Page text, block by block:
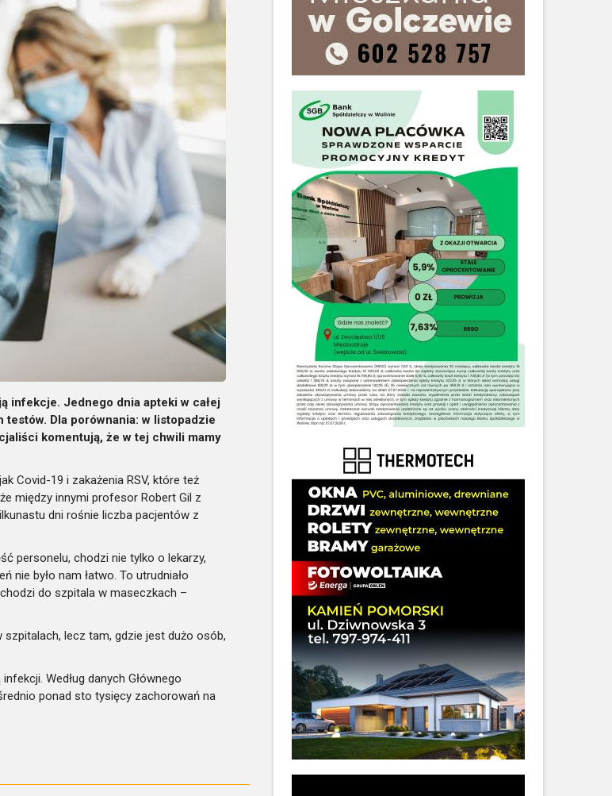
infekcje. Jednego dnia apteki w całej
Dla porównania: w listopadzie
komentują, że w tej chwili mamy
Covid-19 i zakażenia RSV, które też
między innymi profesor Robert Gil z
dni rośnie liczba pacjentów z
personelu, chodzi nie tylko o lekarzy,
nie było nam łatwo. To utrudniało
do szpitala w maseczkach –
lecz tam, gdzie jest dużo osób,
Według danych Głównego
ponad sto tysięcy zachorowań na